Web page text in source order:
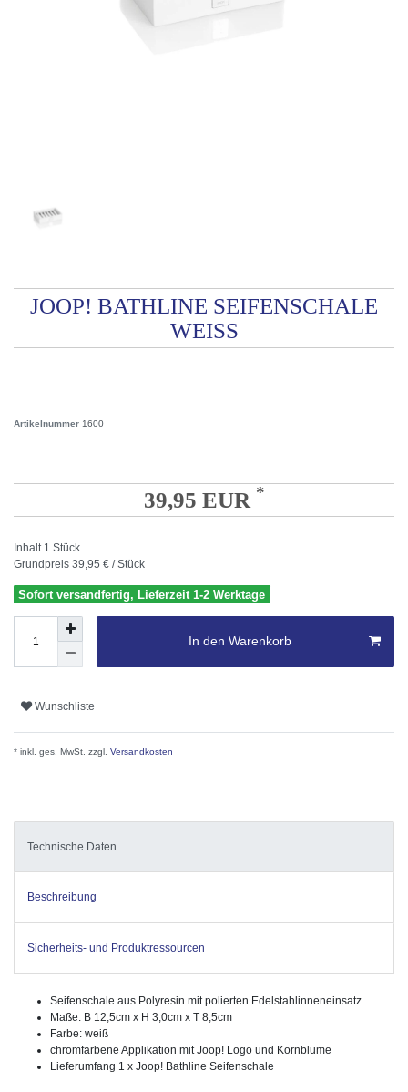
JOOP! BATHLINE SEIFENSCHALE
WEISS
Artikelnummer 1600
39,95 EUR *
Inhalt 1 Stück
Grundpreis 39,95 € / Stück
Sofort versandfertig, Lieferzeit 1-2 Werktage
In den Warenkorb
Wunschliste
* inkl. ges. MwSt. zzgl. Versandkosten
Technische Daten
Beschreibung
Sicherheits- und Produktressourcen
Seifenschale aus Polyresin mit polierten Edelstahlinneneinsatz
Maße: B 12,5cm x H 3,0cm x T 8,5cm
Farbe: weiß
chromfarbene Applikation mit Joop! Logo und Kornblume
Lieferumfang 1 x Joop! Bathline Seifenschale